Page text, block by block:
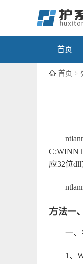
首页
首页
应32位dll
方法一
一
1、